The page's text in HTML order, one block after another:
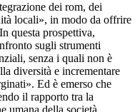
dei rom, dei
locali», in modo da offrire
questa prospettiva,
sugli strumenti
senza i quali non è
diversità e incrementare
Ed è emerso che
il rapporto tra la
umana della società,